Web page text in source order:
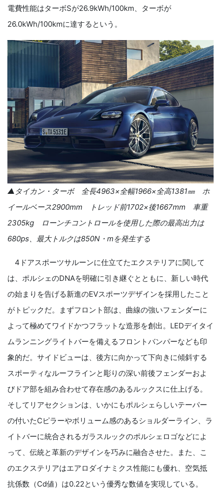
電費性能はターボSが26.9kWh/100km、ターボが
26.0kWh/100kmに達するという。
▲ タイカン・ターボ 全長4963×全幅1966×全高1381㎜ ホ
イールベース2900mm トレッド前1702×後1667mm 車重
2305kg
ローンチコントロールを使用した際の最高出力は
680ps 、最大トルクは850N ・ mを発生する
4ドアスポーツサルーンに仕立てたエクステリアに関して
は、ポルシェのDNAを明確に引き継ぐとともに、新しい時代
の始まりを告げる新進のEVスポーツデザインを採用したこと
がトピックだ。まずフロント部は、曲線の強いフェンダーに
よって極めてワイドかつフラットな造形を創出。LEDデイタイ
ムランニングライトバーを備えるフロントバンパーなども印
象的だ。サイドビューは、後方に向かって下向きに傾斜する
スポーティなルーフラインと彫りの深い前後フェンダーおよ
びドア部を組み合わせて存在感のあるルックスに仕上げる。
そしてリアセクションは、いかにもポルシェらしいテーパー
の付いたCピラーやボリューム感のあるショルダーライン、ラ
イトバーに統合されるガラスルックのポルシェロゴなどによ
って、伝統と革新のデザインを巧みに融合させた。また、こ
のエクステリアはエアロダイナミクス性能にも優れ、空気抵
抗係数（Cd値）は0.22という優秀な数値を実現している。